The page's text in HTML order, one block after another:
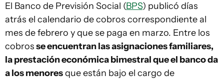
El Banco de Previsión Social (BPS) publicó días
atrás el calendario de cobros correspondiente al
mes de febrero y que se paga en marzo. Entre los
cobrosse encuentran las asignaciones familiares,
la prestación económica bimestral que el banco da
a los menoresque están bajo el cargo de